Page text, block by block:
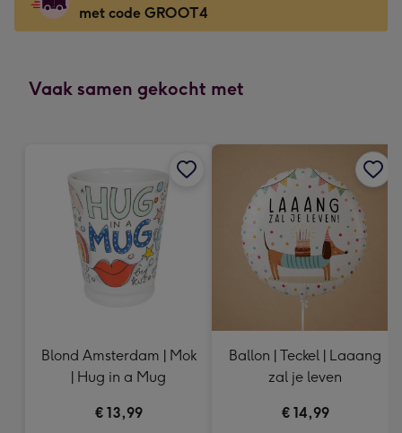
x
-
166
mm
met code GROOT4
Vaak samen gekocht met
Blond Amsterdam | Mok
| Hug in a Mug
€ 13,99
Ballon | Teckel | Laaang
zal je leven
€ 14,99